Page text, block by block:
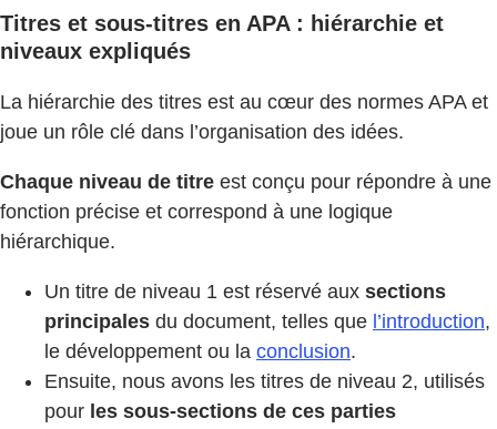
Titres et sous-titres en APA : hiérarchie et
niveaux expliqués
La hiérarchie des titres est au cœur des normes APA et
joue un rôle clé dans l’organisation des idées.
Chaque niveau de titre est conçu pour répondre à une
fonction précise et correspond à une logique
hiérarchique.
Un titre de niveau 1 est réservé aux sections
principales du document, telles que l’introduction,
le développement ou la conclusion.
Ensuite, nous avons les titres de niveau 2, utilisés
pour les sous-sections de ces parties